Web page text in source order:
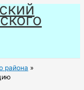
района